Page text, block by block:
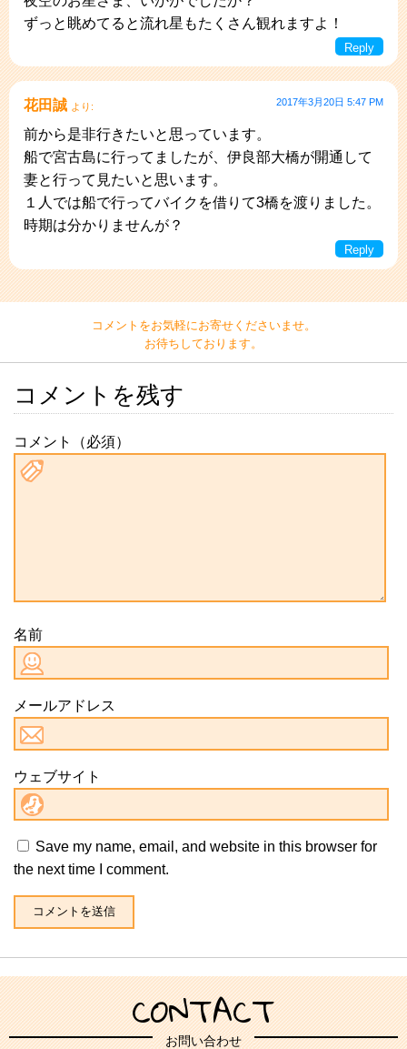
ずっと眺めてると流れ星もたくさん観れますよ！
Reply
花田誠 より: 2017年3月20日 5:47 PM
前から是非行きたいと思っています。
船で宮古島に行ってましたが、伊良部大橋が開通して
妻と行って見たいと思います。
１人では船で行ってバイクを借りて3橋を渡りました。
時期は分かりませんが？
Reply
コメントをお気軽にお寄せくださいませ。
お待ちしております。
コメントを残す
コメント（必須）
名前
メールアドレス
ウェブサイト
Save my name, email, and website in this browser for
the next time I comment.
CONTACT
お問い合わせ